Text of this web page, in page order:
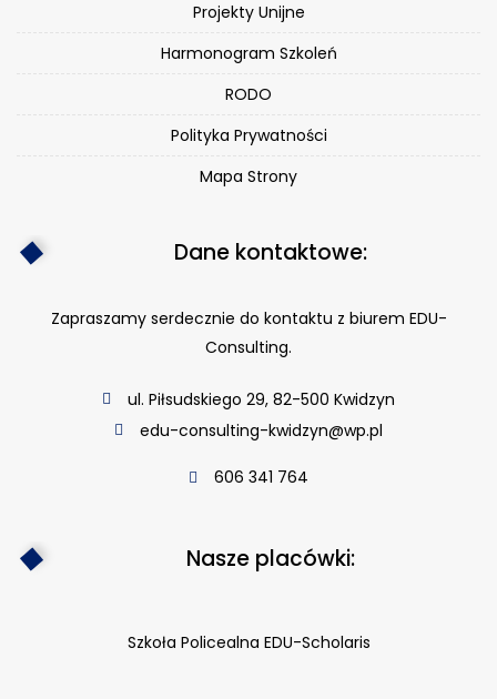
Projekty Unijne
Harmonogram Szkoleń
RODO
Polityka Prywatności
Mapa Strony
Dane kontaktowe:
Zapraszamy serdecznie do kontaktu z biurem EDU-
Consulting.
ul. Piłsudskiego 29, 82-500 Kwidzyn
edu-consulting-kwidzyn@wp.pl
606 341 764
Nasze placówki:
Szkoła Policealna EDU-Scholaris